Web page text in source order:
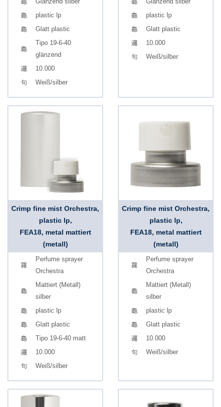
plastic lp
Glatt plastic
Tipo 19-6-40
glänzend
10.000
Weiß/silber
plastic lp
Glatt plastic
10.000
Weiß/silber
Crimp fine mist Orchestra,
plastic lp,
FEA18, metal mattiert
(metall)
Perfume sprayer
Orchestra
Mattiert (Metall)
silber
plastic lp
Glatt plastic
Tipo 19-6-40 matt
10.000
Weiß/silber
Crimp fine mist Orchestra,
plastic lp,
FEA18, metal mattiert
(metall)
Perfume sprayer
Orchestra
Mattiert (Metall)
silber
plastic lp
Glatt plastic
10.000
Weiß/silber